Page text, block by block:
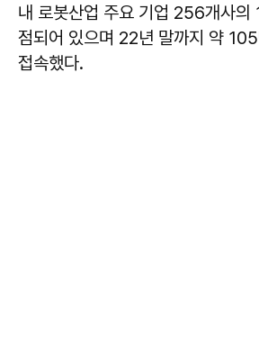
내 로봇산업 주요 기업 256개사의
점되어 있으며 22년 말까지 약
접속했다.